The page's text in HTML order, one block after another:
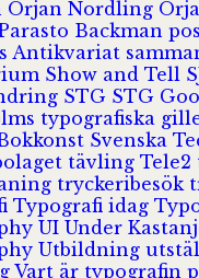
Örjan Nordling
Backman
Antikvariat
Show and Tell
STG STG
typografiska
Svenska
tävling Tele2
tryckeribesök
Typografi idag
UI Under
Utbildning
Vart är typografin